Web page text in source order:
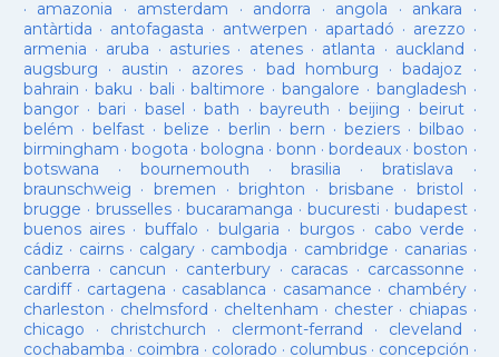
· amazonia · amsterdam · andorra · angola · ankara ·
antàrtida · antofagasta · antwerpen · apartadó · arezzo ·
armenia · aruba · asturies· atenes· atlanta · auckland ·
augsburg · austin · azores·bad homburg ·badajoz ·
bahrain ·baku · bali ·baltimore ·bangalore · bangladesh ·
bangor· bari ·basel ·bath · bayreuth ·beijing ·beirut ·
belém · belfast· belize · berlin ·bern ·beziers ·bilbao ·
birmingham · bogota · bologna ·bonn ·bordeaux ·boston ·
botswana · bournemouth ·brasilia ·bratislava ·
braunschweig · bremen ·brighton · brisbane · bristol ·
brugge · brusselles· bucaramanga · bucuresti · budapest·
buenos aires· buffalo · bulgaria · burgos· cabo verde ·
cádiz · cairns· calgary · cambodja · cambridge · canarias·
canberra · cancun · canterbury · caracas · carcassonne ·
cardiff· cartagena · casablanca · casamance · chambéry·
charleston · chelmsford · cheltenham · chester· chiapas ·
chicago · christchurch · clermont-ferrand · cleveland ·
cochabamba · coimbra · colorado · columbus· concepción ·